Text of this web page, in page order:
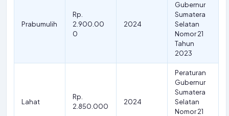
Prabumulih
Rp.
2.900.00
0
2024
Gubernur
Sumatera
Selatan
Nomor 21
Tahun
2023
Lahat
Rp.
2.850.000
2024
Peraturan
Gubernur
Sumatera
Selatan
Nomor 21